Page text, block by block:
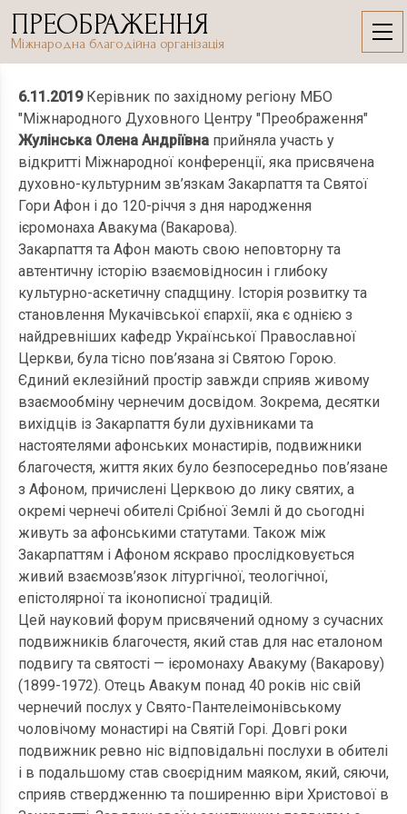
Skip
content
ПРЕОБРАЖЕННЯ
Міжнародна благодійна організація
6.11.2019
6.11.2019Керівник по західному регіону МБО
"Міжнародного Духовного Центру "Преображення"
Жулінська Олена Андріївна прийняла участь у
відкритті Міжнародної конференції, яка присвячена
духовно-культурним зв’язкам Закарпаття та Святої
Гори Афон і до 120-річчя з дня народження
ієромонаха Авакума (Вакарова).
Закарпаття та Афон мають свою неповторну та
автентичну історію взаємовідносин і глибоку
культурно-аскетичну спадщину. Історія розвитку та
становлення Мукачівської єпархії, яка є однією з
найдревніших кафедр Української Православної
Церкви, була тісно пов’язана зі Святою Горою.
Єдиний еклезійний простір завжди сприяв живому
взаємообміну чернечим досвідом. Зокрема, десятки
вихідців із Закарпаття були духівниками та
настоятелями афонських монастирів, подвижники
благочестя, життя яких було безпосередньо пов’язане
з Афоном, причислені Церквою до лику святих, а
окремі чернечі обителі Срібної Землі й до сьогодні
живуть за афонськими статутами. Також між
Закарпаттям і Афоном яскраво прослідковується
живий взаємозв’язок літургічної, теологічної,
епістолярної та іконописної традицій.
Цей науковий форум присвячений одному з сучасних
подвижників благочестя, який став для нас еталоном
подвигу та святості — ієромонаху Авакуму (Вакарову)
(1899-1972). Отець Авакум понад 40 років ніс свій
чернечий послух у Свято-Пантелеімонівському
чоловічому монастирі на Святій Горі. Довгі роки
подвижник ревно ніс відповідальні послухи в обителі
і в подальшому став своєрідним маяком, який, сяючи,
сприяв ствердженню та поширенню віри Христової в